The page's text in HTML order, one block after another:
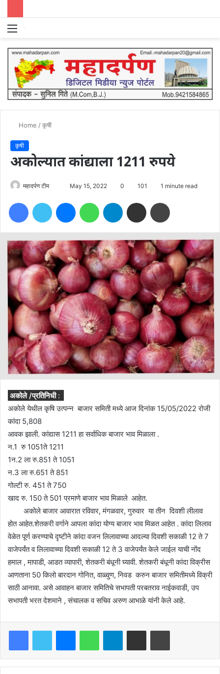
Menu
Home /कृषी
कृषी
अकोल्यात कांद्याला 1211 रुपये
महादर्पण टीम
email
May 15, 2022 0 101 1 minute read
FacebookTwitter MessengerWhatsAppTelegram Share via Email
अकोले /प्रतिनिधी:
अकोले येथील कृषि उत्पन्न बाजार समिती मध्ये आज दिनांक 15/05/2022 रोजी
कांदा 5,808
आवक झाली. कांद्यास 1211 हा सर्वाधिक बाजार भाव मिळाला .
न.1 रु 1051ते 1211
1न.2 ला रु.851 ते 1051
न.3 ला रु.651 ते 851
गोल्टी रु. 451 ते 750
खाद रु. 150 ते 501 प्रमाणे बाजार भाव मिळाले आहेत.
अकोले बाजार आवारात रविवार, मंगळवार, गुरुवार या तीन दिवशी लीलाव
होत आहेत.शेतकरी वर्गाने आपला कांदा योग्य बाजार भाव मिळत आहेत . कांदा लिलाव
वेळेत पूर्ण करण्याचे दृष्टीने कांदा वजन लिलावाच्या आदल्या दिवशी सकाळी 12 ते 7
वाजेपर्यंत व लिलावाच्या दिवशी सकाळी 12 ते 3 वाजेपर्यंत केले जाईल याची नोंद
हमाल , मापाडी, आडत व्यापारी, शेतकरी बंधूनी घ्यावी. शेतकरी बंधूनी कांदा विक्रीस
आणताना 50 किलो बारदान गोनित, वाळ्वुण, निवड करुन बाजार समितीमध्ये विक्री
साठी आनावा. असे आवाहन बाजार समितिचे सभापती परबतराव नाईकवाडी, उप
सभापती भरत देशमाने , संचालक व सचिव अरुण आभाळे यांनी केले आहे.
FacebookTwitter MessengerWhatsAppTelegramShare via Email Print